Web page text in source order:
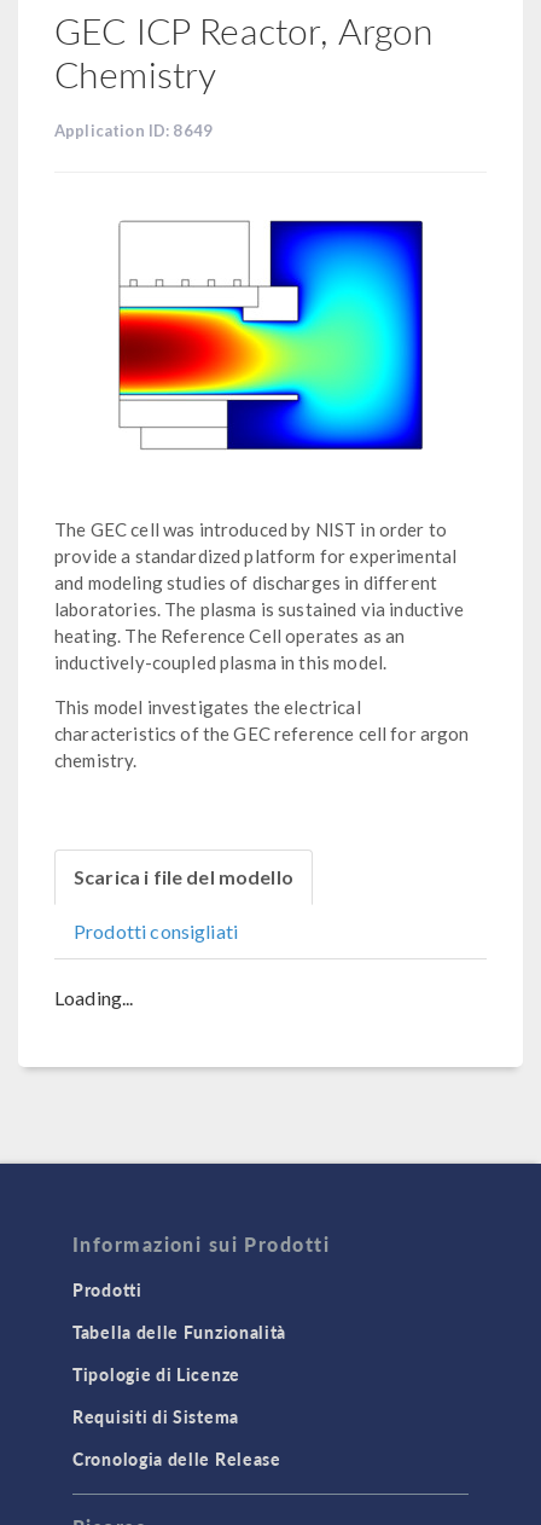
GEC ICP Reactor, Argon
Chemistry
Application ID: 8649
The GEC cell was introduced by NIST in order to
provide a standardized platform for experimental
and modeling studies of discharges in different
laboratories. The plasma is sustained via inductive
heating. The Reference Cell operates as an
inductively-coupled plasma in this model.
This model investigates the electrical
characteristics of the GEC reference cell for argon
chemistry.
Scarica i file del modello
Prodotti consigliati
Loading...
Informazioni sui Prodotti
Prodotti
Tabella delle Funzionalità
Tipologie di Licenze
Requisiti di Sistema
Cronologia delle Release